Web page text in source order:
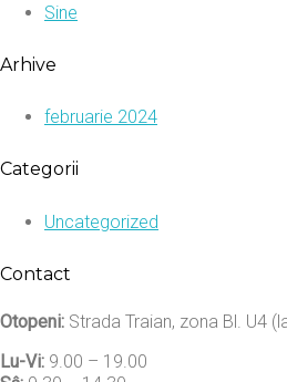
Sine
Arhive
februarie 2024
Categorii
Uncategorized
Contact
Otopeni: Strada Traian, zona Bl. U4
Lu-Vi: 9.00 – 19.00